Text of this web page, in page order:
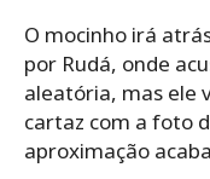
O mocinho irá
por Rudá, onde
aleatória, mas ele
cartaz com a foto
aproximação